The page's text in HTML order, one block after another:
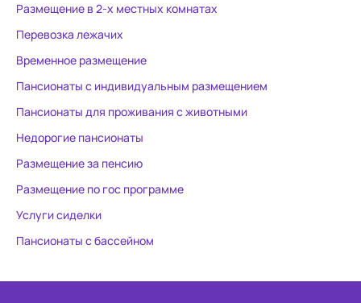
Размещение в 2-х местных комнатах
Перевозка лежачих
Временное размещение
Пансионаты с индивидуальным размещением
Пансионаты для проживания с животными
Недорогие пансионаты
Размещение за пенсию
Размещение по гос программе
Услуги сиделки
Пансионаты с бассейном